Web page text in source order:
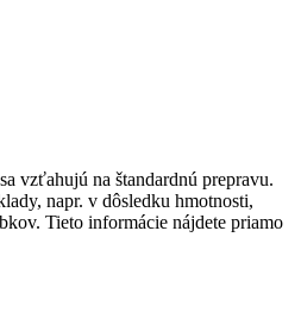
vzťahujú na štandardnú prepravu.
napr. v dôsledku hmotnosti,
Tieto informácie nájdete priamo